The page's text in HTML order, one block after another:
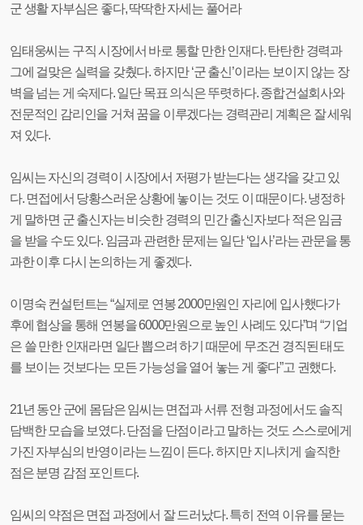
군 생활 자부심은 좋다, 딱딱한 자세는 풀어라
임태웅씨는 구직 시장에서 바로 통할 만한 인재다. 탄탄한 경력과
그에 걸맞은 실력을 갖췄다. 하지만 ‘군 출신’이라는 보이지 않는 장
벽을 넘는 게 숙제다. 일단 목표 의식은 뚜렷하다. 종합건설회사와
전문적인 감리인을 거쳐 꿈을 이루겠다는 경력관리 계획은 잘 세워
져 있다.
임씨는 자신의 경력이 시장에서 저평가 받는다는 생각을 갖고 있
다. 면접에서 당황스러운 상황에 놓이는 것도 이 때문이다. 냉정하
게 말하면 군 출신자는 비슷한 경력의 민간 출신자보다 적은 임금
을 받을 수도 있다. 임금과 관련한 문제는 일단 ‘입사’라는 관문을 통
과한 이후 다시 논의하는 게 좋겠다.
이명숙 컨설턴트는 “실제로 연봉 2000만원인 자리에 입사했다가
후에 협상을 통해 연봉을 6000만원으로 높인 사례도 있다”며 “기업
은 쓸 만한 인재라면 일단 뽑으려 하기 때문에 무조건 경직된 태도
를 보이는 것보다는 모든 가능성을 열어 놓는 게 좋다”고 권했다.
21년 동안 군에 몸담은 임씨는 면접과 서류 전형 과정에서도 솔직
담백한 모습을 보였다. 단점을 단점이라고 말하는 것도 스스로에게
가진 자부심의 반영이라는 느낌이 든다. 하지만 지나치게 솔직한
점은 분명 감점 포인트다.
임씨의 약점은 면접 과정에서 잘 드러났다. 특히 전역 이유를 묻는